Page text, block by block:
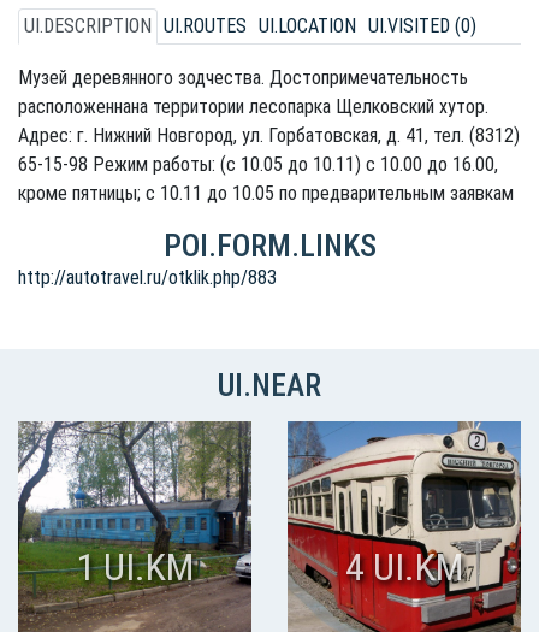
UI.DESCRIPTION UI.ROUTES UI.LOCATION UI.VISITED (0)
Музей деревянного зодчества. Достопримечательность
расположеннана территории лесопарка Щелковский хутор.
Адрес: г. Нижний Новгород, ул. Горбатовская, д. 41, тел. (8312)
65-15-98 Режим работы: (с 10.05 до 10.11) с 10.00 до 16.00,
кроме пятницы; с 10.11 до 10.05 по предварительным заявкам
POI.FORM.LINKS
http://autotravel.ru/otklik.php/883
UI.NEAR
1 UI.KM 4 UI.KM